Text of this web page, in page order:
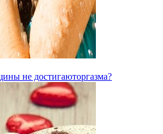
не достигаюторгазма?